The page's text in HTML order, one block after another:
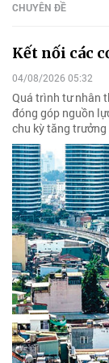
CHUYÊN ĐỀ
Kết nối các
04/08/2026 05:32
Quá trình tư nhân
đóng góp nguồn
chu kỳ tăng